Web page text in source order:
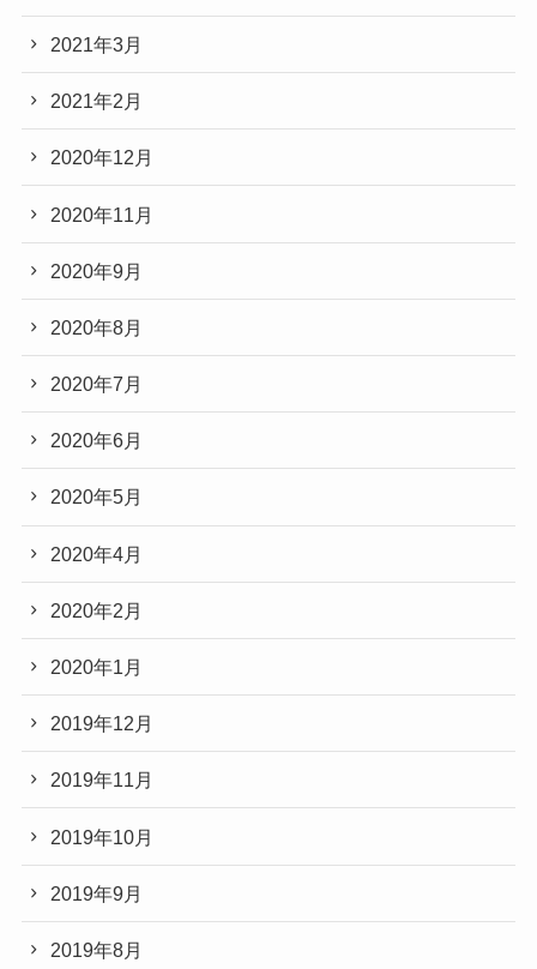
2021年3月
2021年2月
2020年12月
2020年11月
2020年9月
2020年8月
2020年7月
2020年6月
2020年5月
2020年4月
2020年2月
2020年1月
2019年12月
2019年11月
2019年10月
2019年9月
2019年8月